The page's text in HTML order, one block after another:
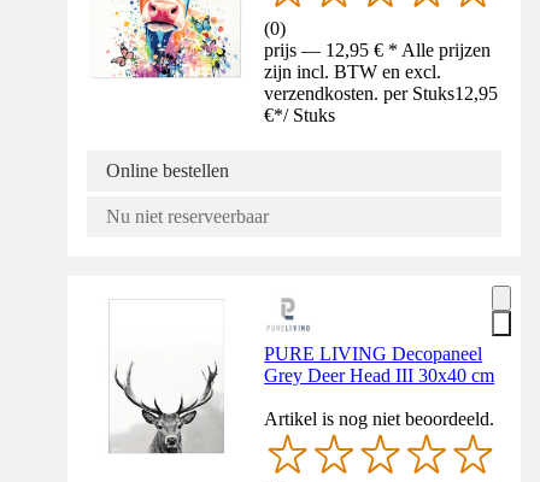
(0)
prijs — 12,95 € * Alle prijzen
zijn incl. BTW en excl.
verzendkosten. per Stuks12,95
€*/ Stuks
Online bestellen
Nu niet reserveerbaar
PURE LIVING Decopaneel
Grey Deer Head III 30x40 cm
Artikel is nog niet beoordeeld.